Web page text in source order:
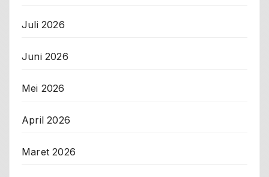
Juli 2026
Juni 2026
Mei 2026
April 2026
Maret 2026